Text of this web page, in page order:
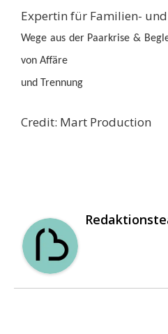
Expertin für Familien-
Wege aus der Paarkrise &
von Affäre
und
Trennung
Credit: Mart Production